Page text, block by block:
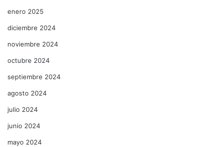
enero 2025
diciembre 2024
noviembre 2024
octubre 2024
septiembre 2024
agosto 2024
julio 2024
junio 2024
mayo 2024